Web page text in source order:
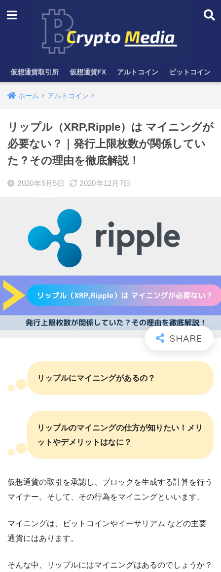
仮想通貨取引所 仮想通貨FX アルトコイン ビットコイン
ホーム アルトコイン
リップル（XRP,Ripple）は マイニングが
必要ない？｜発行上限枚数が関係してい
た？その理由を徹底解説！
2020年5月5日 2020年12月7日
リップルにマイニングがあるの？
リップルのマイニングの仕方が知りたい！メリ
ットやデメリットはなに？
仮想通貨の取引を承認し、ブロックを生成する計算を行う
マイナー。そして、その行為をマイニングといいます。
マイニングは、ビットコインやイーサリアム などの主要
通貨にはあります。
そんな中、リップルにはマイニングはあるのでしょうか？